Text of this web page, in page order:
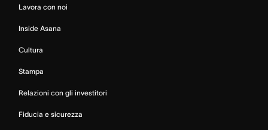
Lavora con noi
Inside Asana
Cultura
Stampa
Relazioni con gli investitori
Fiducia e sicurezza